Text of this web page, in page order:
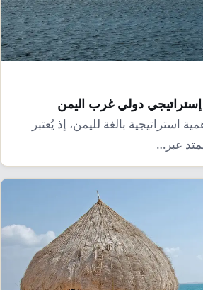
إستراتيجي دولي غرب اليمن
استراتيجية بالغة لليمن، إذ يُعتبر
عبر…